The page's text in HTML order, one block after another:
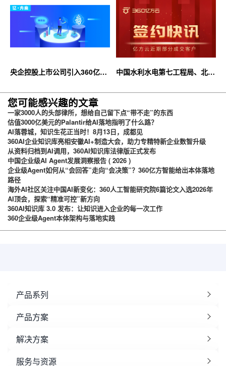
央企控股上市公司引入360亿方
台
中国水利水电第七工程局、北京
您可能感兴趣的文章
一家3000人的头部律所，想给自己留下点“带不走”的东西
估值3000亿美元的Palantir给AI落地指明了什么路？
AI落蓉城，知识生花正当时！8月13日，成都见
360AI企业知识库亮相安徽AI+制造大会，助力专精特新企业数智升级
从资料归档到AI调用，360AI知识库法律版正式发布
中国企业级AI Agent发展洞察报告 ( 2026 )
企业级Agent如何从“会回答”走向“会决策”？360亿方智能给出本体落地
路径
海外AI社区关注中国AI新变化：360人工智能研究院6篇论文入选2026年
AI顶会，探索“精准可控”新方向
360AI知识库 3.0 发布：让知识进入企业的每一次工作
360企业级Agent本体架构与落地实践
产品系列
产品方案
解决方案
服务与资源